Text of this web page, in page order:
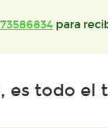
para
es todo el